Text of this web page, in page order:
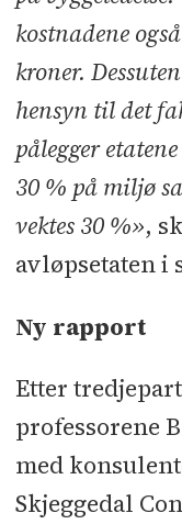
kostnadene
kroner.
hensyn til det
pålegger
30 % på miljø
vektes 30 %»,
avløpsetaten i
Ny rapport
Etter
professorene
med
Skjeggedal